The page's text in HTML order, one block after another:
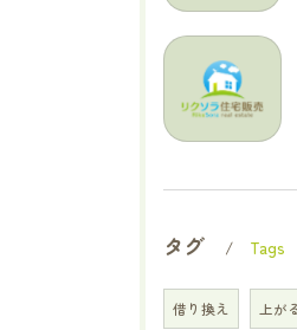
タグ Tags
借り換え 上がる